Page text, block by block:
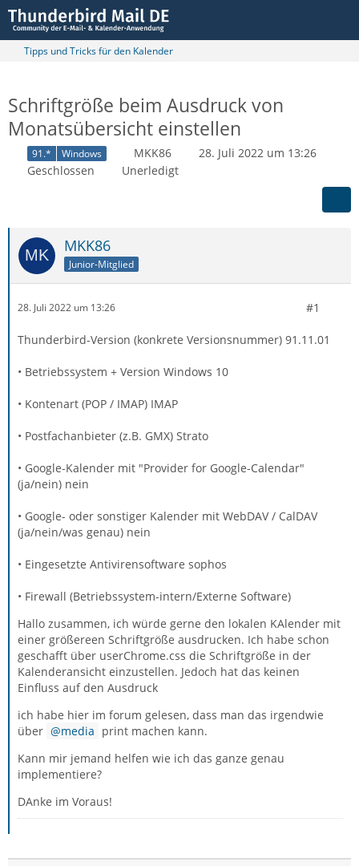
Tipps und Tricks für den Kalender
Schriftgröße beim Ausdruck von
Monatsübersicht einstellen
91.* Windows MKK86
28. Juli 2022 um 13:26
Geschlossen
Unerledigt
MKK86
Junior-Mitglied
28. Juli 2022 um 13:26 #1
Thunderbird-Version (konkrete Versionsnummer) 91.11.01
• Betriebssystem + Version Windows 10
• Kontenart (POP / IMAP) IMAP
• Postfachanbieter (z.B. GMX) Strato
• Google-Kalender mit "Provider for Google-Calendar"
(ja/nein) nein
• Google- oder sonstiger Kalender mit WebDAV / CalDAV
(ja/nein/was genau) nein
• Eingesetzte Antivirensoftware sophos
• Firewall (Betriebssystem-intern/Externe Software)
Hallo zusammen, ich würde gerne den lokalen KAlender mit
einer größereen Schriftgröße ausdrucken. Ich habe schon
geschafft über userChrome.css die Schriftgröße in der
Kalenderansicht einzustellen. Jedoch hat das keinen
Einfluss auf den Ausdruck
ich habe hier im forum gelesen, dass man das irgendwie
über
media print machen kann.
Kann mir jemand helfen wie ich das ganze genau
implementiere?
DAnke im Voraus!